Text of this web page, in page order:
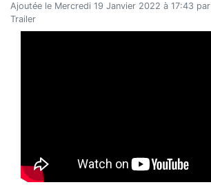
Ajoutée le Mercredi 19 Janvier 2022 à 17:43 par
Trailer